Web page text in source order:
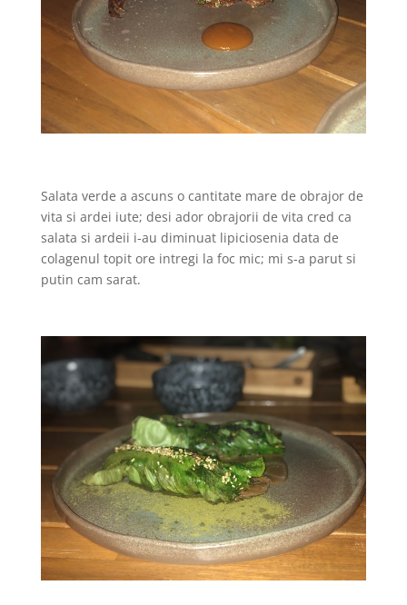
Salata verde a ascuns o cantitate mare de obrajor de
vita si ardei iute; desi ador obrajorii de vita cred ca
salata si ardeii i-au diminuat lipiciosenia data de
colagenul topit ore intregi la foc mic; mi s-a parut si
putin cam sarat.